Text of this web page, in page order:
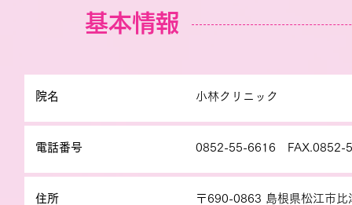
基本情報
院名 小林クリニック
電話番号 0852-55-6616 FAX.0852-
住所 〒690-0863 島根県松江市